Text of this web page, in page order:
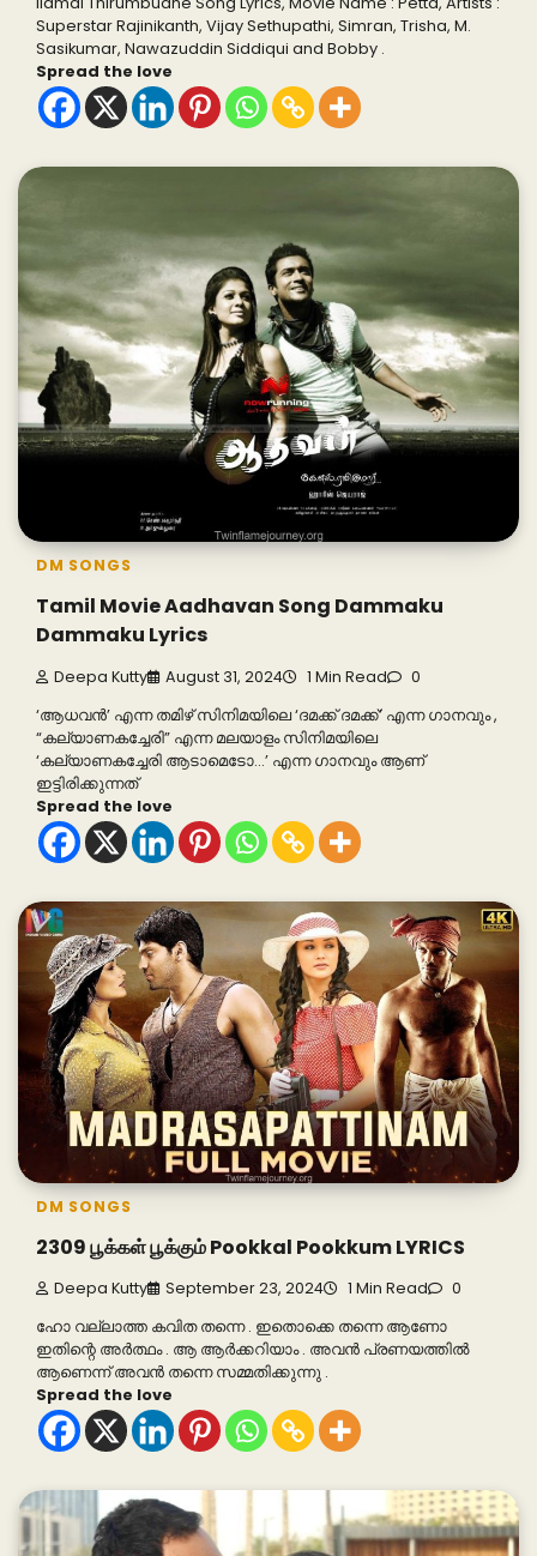
Superstar Rajinikanth, Vijay Sethupathi, Simran, Trisha, M.
Sasikumar, Nawazuddin Siddiqui and Bobby .
Spread the love
DM SONGS
Tamil Movie Aadhavan Song Dammaku
Dammaku Lyrics
Deepa Kutty August 31, 2024 1 Min Read 0
‘ആധവൻ’ എന്ന തമിഴ് സിനിമയിലെ ‘ദമക്ക് ദമക്ക്’ എന്ന ഗാനവും ,
“കല്യാണകച്ചേരി” എന്ന മലയാളം സിനിമയിലെ
‘കല്യാണകച്ചേരി ആടാമെടോ…’ എന്ന ഗാനവും ആണ്
ഇട്ടിരിക്കുന്നത്
Spread the love
DM SONGS
2309 பூக்கள் பூக்கும் Pookkal Pookkum LYRICS
Deepa Kutty September 23, 2024 1 Min Read 0
ഹോ വല്ലാത്ത കവിത തന്നെ . ഇതൊക്കെ തന്നെ ആണോ
ഇതിന്റെ അർത്ഥം . ആ ആർക്കറിയാം . അവൻ പ്രണയത്തിൽ
ആണെന്ന് അവൻ തന്നെ സമ്മതിക്കുന്നു .
Spread the love